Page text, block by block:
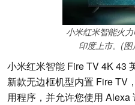
小米红米智能火
印度上市。(图
小米红米智能 Fire TV 4K 43
新款无边框机型内置 Fire TV
用程序，并允许您使用